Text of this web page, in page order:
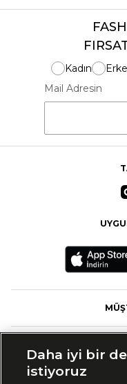
Kadın
Mail Adresin
Daha iyi bir
istiyoruz